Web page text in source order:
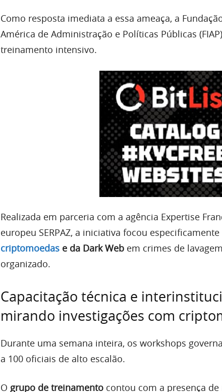
Como resposta imediata a essa ameaça, a
América de Administração e Políticas Públicas
treinamento intensivo.
Realizada em parceria com a agência Expertise
europeu SERPAZ, a iniciativa focou especificamente
criptomoedas e da Dark Web em crimes de
organizado.
Capacitação técnica e
mirando investigações com
Durante uma semana inteira, os workshops
a 100 oficiais de alto escalão.
O grupo de treinamento contou com a presença